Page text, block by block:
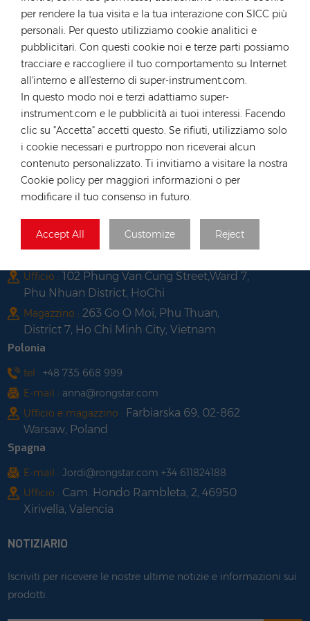
per rendere la tua visita e la tua interazione con SICC più
personali. Per questo utilizziamo cookie analitici e
pubblicitari. Con questi cookie noi e terze parti possiamo
tracciare e raccogliere il tuo comportamento su Internet
all'interno e all'esterno di super-instrument.com.
In questo modo noi e terzi adattiamo super-
instrument.com e le pubblicità ai tuoi interessi. Facendo
clic su "Accetta" accetti questo. Se rifiuti, utilizziamo solo
i cookie necessari e purtroppo non riceverai alcun
contenuto personalizzato. Ti invitiamo a visitare la nostra
Cookie policy per maggiori informazioni o per
modificare il tuo consenso in futuro.
Accept All Customize Reject
Germania
tel :+49 176 55258880
anna@rongstar.com
Ufficio e magazzino : Industriestraße 40,
52457 Aldenhoven, Deutschland
Hong Kong
tel :+852 54222219
hk@rongstar.com
Ufficio e magazzino :39 Kung-Um Road, Yuen
Long, Hong Kong
tel :+84 522 038 896
Ufficio : 102 Phung Van Cung Street,Ward 7,
Phu Nhuan District, HoChi
Magazzino : 263 Go O Moi, Phu Thuan,
District 7, Ho Chi Minh City, Vietnam
Polonia
tel : +48 735 668 999
E-mail : anna@rongstar.com
Ufficio e magazzino : Farbiarska 69, 02-862
Warsaw, Poland
Spagna
E-mail : Jordi@rongstar.com +34 611824188
Ufficio : Cam. Hondo Rambleta, 2, 46950
Xirivella, Valencia
NOTIZIARIO
Iscriviti per ricevere le nostre ultime notizie e informazioni sui
prodotti.